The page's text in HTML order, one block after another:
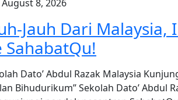
August 8, 2026
Jauh Dari
SahabatQu!
Dato’ Abdul Razak Malaysia
Bihudurikum” Sekolah Dato’ Abdul